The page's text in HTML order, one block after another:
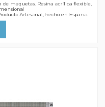
maquetas. Resina acrílica flexible,
Artesanal, hecho en España.